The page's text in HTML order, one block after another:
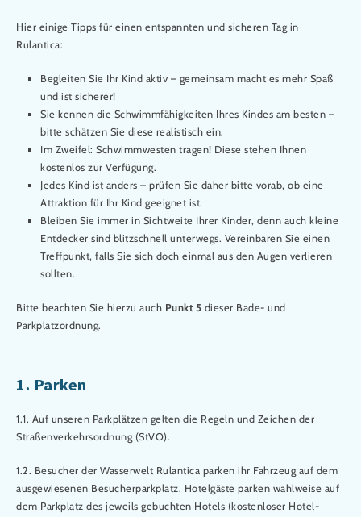
Hier einige Tipps für einen entspannten und sicheren Tag in
Rulantica:
Begleiten Sie Ihr Kind aktiv – gemeinsam macht es mehr Spaß
und ist sicherer!
Sie kennen die Schwimmfähigkeiten Ihres Kindes am besten –
bitte schätzen Sie diese realistisch ein.
Im Zweifel: Schwimmwesten tragen! Diese stehen Ihnen
kostenlos zur Verfügung.
Jedes Kind ist anders – prüfen Sie daher bitte vorab, ob eine
Attraktion für Ihr Kind geeignet ist.
Bleiben Sie immer in Sichtweite Ihrer Kinder, denn auch kleine
Entdecker sind blitzschnell unterwegs. Vereinbaren Sie einen
Treffpunkt, falls Sie sich doch einmal aus den Augen verlieren
sollten.
Bitte beachten Sie hierzu auch Punkt 5 dieser Bade- und
Parkplatzordnung.
1. Parken
1.1. Auf unseren Parkplätzen gelten die Regeln und Zeichen der
Straßenverkehrsordnung (StVO).
1.2. Besucher der Wasserwelt Rulantica parken ihr Fahrzeug auf dem
ausgewiesenen Besucherparkplatz. Hotelgäste parken wahlweise auf
dem Parkplatz des jeweils gebuchten Hotels (kostenloser Hotel-